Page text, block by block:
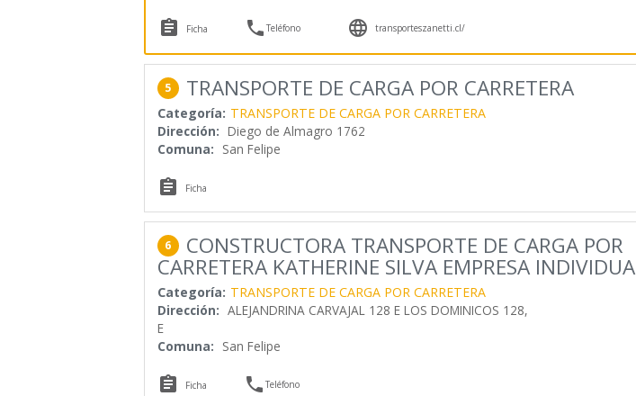
 Ficha Teléfono  transporteszanetti.cl/
5 TRANSPORTE DE CARGA POR CARRETERA
Categoría: TRANSPORTE DE CARGA POR CARRETERA
Dirección: Diego de Almagro 1762
Comuna: San Felipe
 Ficha
6 CONSTRUCTORA TRANSPORTE DE CARGA POR
CARRETERA KATHERINE SILVA EMPRESA INDIVIDUA
Categoría: TRANSPORTE DE CARGA POR CARRETERA
Dirección: ALEJANDRINA CARVAJAL 128 E LOS DOMINICOS 128,
E
Comuna: San Felipe
 Ficha Teléfono